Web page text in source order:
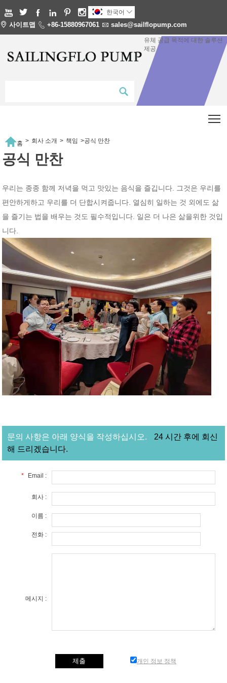
      한국어 
 사이트맵  +86-15880967061  sales@sailflopump.com
유체 공급 목적에 대한 솔루션
제공
홈 > 회사 소개 > 책임 >공식 만찬
공식 만찬
우리는 종종 함께 저녁을 먹고 맛있는 음식을 즐깁니다. 그것은 우리를
편안하게하고 우리를 더 단합시켜줍니다. 열심히 일하는 것 외에도 삶
을 즐기는 법을 배우는 것도 필수적입니다. 일은 더 나은 삶을위한 것입
니다.
문의 사항은 아래 양식을 작성하십시오.
24 시간 후에 회신
해 드리겠습니다.
* Email :
회사 :
이름 :
전화 :
메시지 :
개인 정보 정책